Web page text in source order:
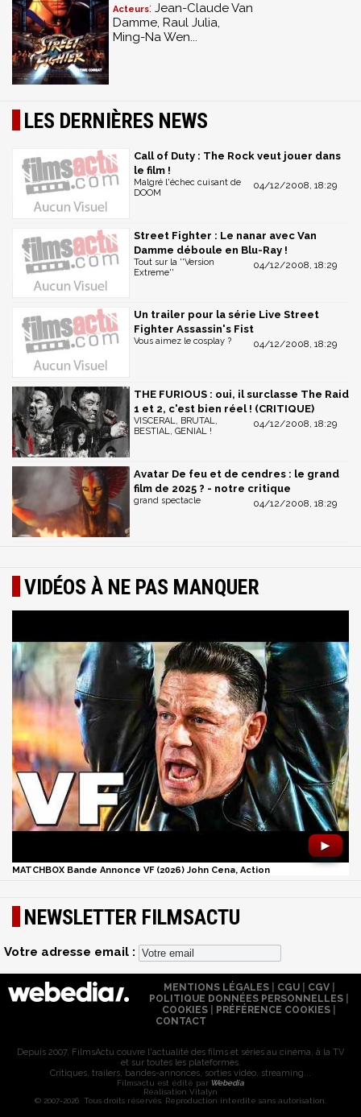
Acteurs: Jean-Claude Van
Damme, Raul Julia,
Ming-Na Wen...
LES DERNIÈRES NEWS
Call of Duty : The Rock veut jouer dans
le film !
04/12/2008, 18:29
Malgré l'échec cuisant de
DOOM
Street Fighter : Le nanar avec Van
Damme déboule en Blu-Ray !
04/12/2008, 18:29
Tout sur la ''Version
Extreme''
Un trailer pour la série Live Street
Fighter Assassin's Fist
04/12/2008, 18:29
Vous aimez le cosplay ?
THE FURIOUS : oui, il surclasse The Raid
1 et 2, c'est bien réel ! (CRITIQUE)
04/12/2008, 18:29
VISCERAL, BRUTAL,
BESTIAL, GENIAL !
Avatar De feu et de cendres : le grand
film de 2025 ? - notre critique
04/12/2008, 18:29
grand spectacle
VIDÉOS À NE PAS MANQUER
►
MATCHBOX Bande Annonce VF (2026) John Cena, Action
NEWSLETTER FILMSACTU
Votre adresse email :
MENTIONS LÉGALES| CGU| CGV|
POLITIQUE DONNÉES PERSONNELLES
COOKIES
PRÉFÉRENCE COOKIES
CONTACT
Depuis 2007, FilmsActu couvre l'actualité des films et séries au cinéma, à la TV
et sur toutes les plateformes.
Critiques, trailers, bandes-annonces, sorties vidéo, streaming...
Filmsactu est édité par Webedia
Réalisation Vitalyn
© 2007-2026 Tous droits réservés. Reproduction interdite sans autorisation.